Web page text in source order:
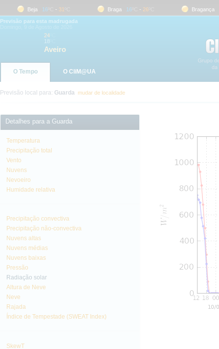
Beja 16 ºC- 31 ºC Braga 16 ºC- 26 ºC Bragança 16
Previsão para esta madrugada
24
18
Aveiro
O Tempo O CliM@UA
Previsão local para: Guarda mudar de localidade
Detalhes para a Guarda
Temperatura
Precipitação total
Vento
Nuvens
Nevoeiro
Humidade relativa
Precipitação convectiva
Precipitação não-convectiva
Nuvens altas
Nuvens médias
Nuvens baixas
Pressão
Radiação solar
Altura de Neve
Neve
Rajada
Índice de Tempestade (SWEAT Index)
SkewT